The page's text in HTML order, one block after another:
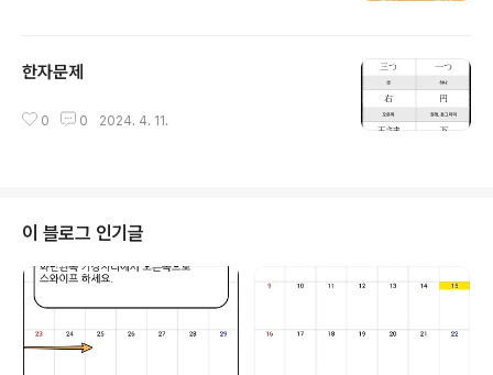
한자문제
0 0 2024. 4. 11.
이 블로그 인기글